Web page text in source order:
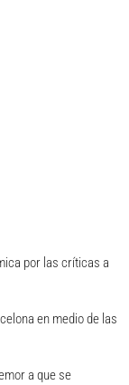
por las críticas a
en medio de las
a que se